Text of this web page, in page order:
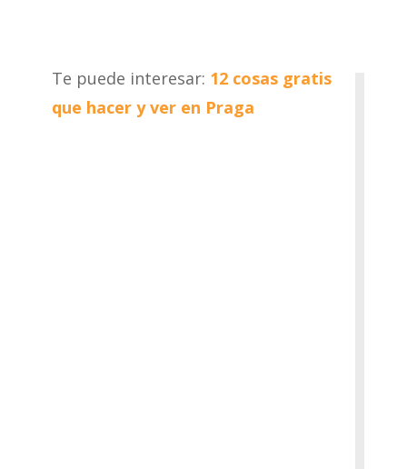
Te puede interesar: 12 cosas gratis
que hacer y ver en Praga